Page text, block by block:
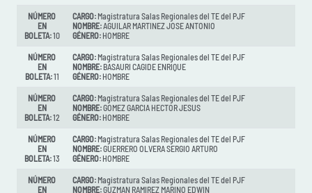
NÚMERO
EN
BOLETA:10
CARGO: Magistratura Salas Regionales del TE del PJF
NOMBRE:AGUILAR MARTINEZ JOSE ANTONIO
GÉNERO: HOMBRE
NÚMERO
EN
BOLETA:11
CARGO: Magistratura Salas Regionales del TE del PJF
NOMBRE: BASAURI CAGIDE ENRIQUE
GÉNERO: HOMBRE
NÚMERO
EN
BOLETA:12
CARGO: Magistratura Salas Regionales del TE del PJF
NOMBRE:GOMEZ GARCIA HECTOR JESUS
GÉNERO: HOMBRE
NÚMERO
EN
BOLETA:13
CARGO: Magistratura Salas Regionales del TE del PJF
NOMBRE:GUERRERO OLVERA SERGIO ARTURO
GÉNERO: HOMBRE
NÚMERO
EN
CARGO: Magistratura Salas Regionales del TE del PJF
NOMBRE:GUZMAN RAMIREZ MARINO EDWIN